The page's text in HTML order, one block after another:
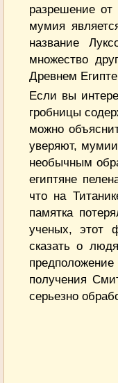
разрешение от
мумия
название
множество
Древнем
Если вы
гробницы
можно
уверяют,
необычным
египтяне
что на
памятка
ученых, этот
сказать о
получения
серьезно